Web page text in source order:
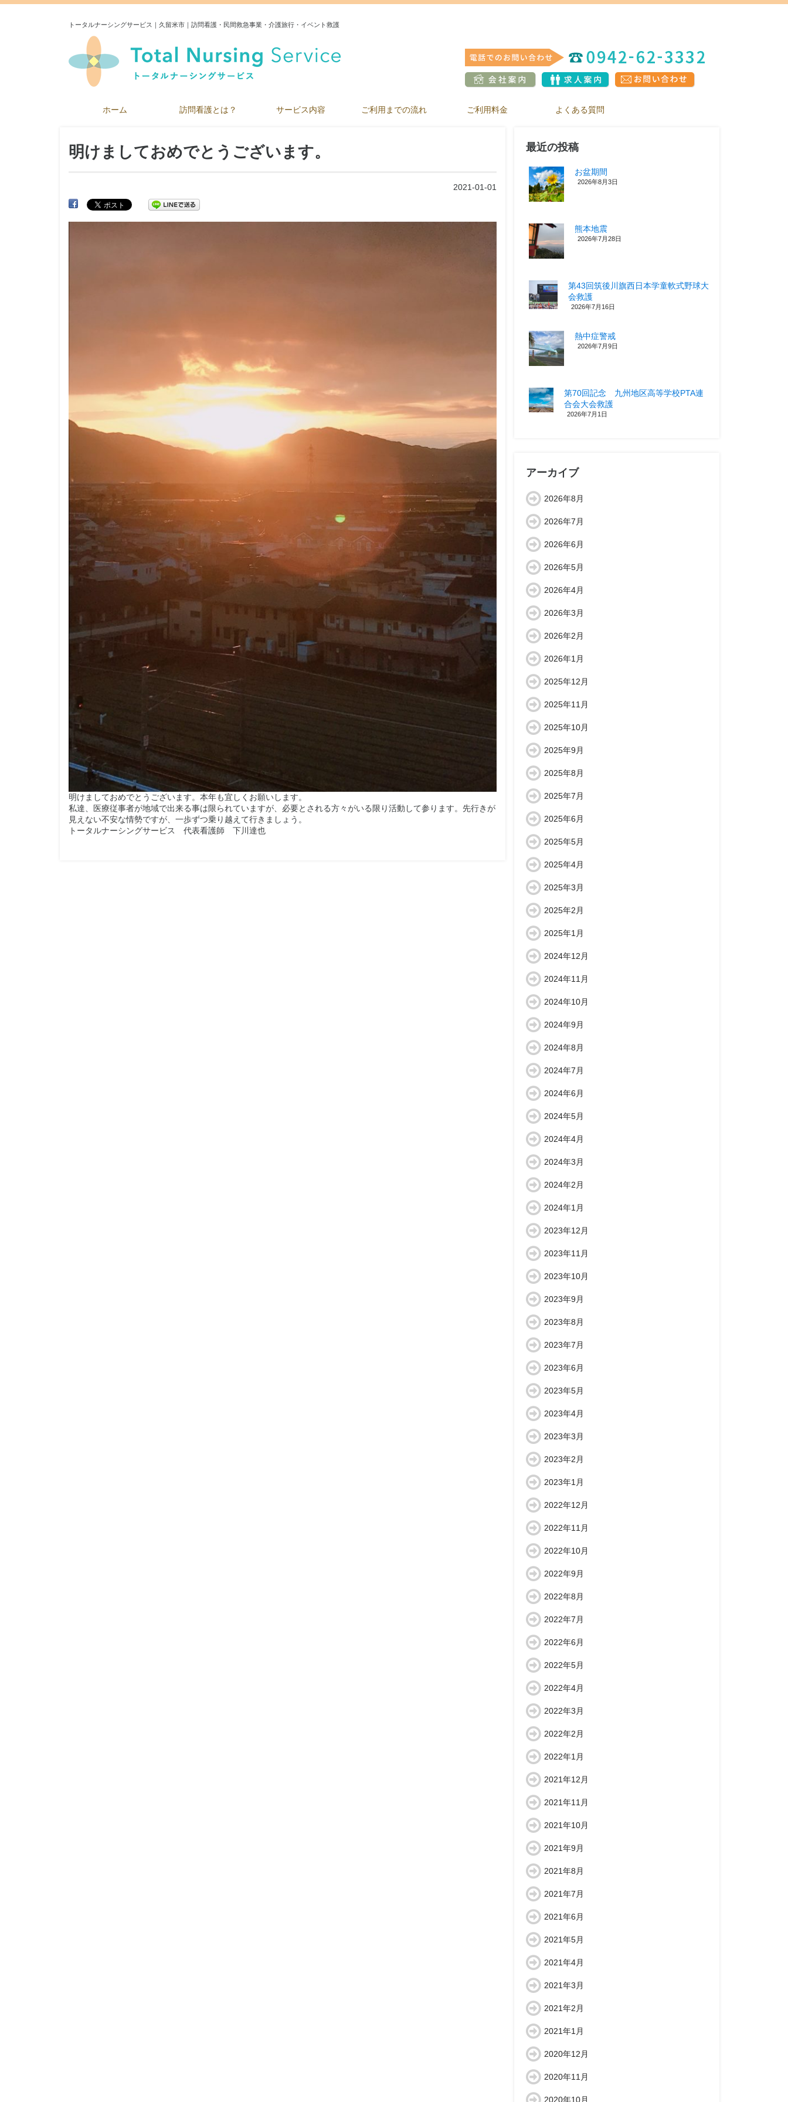
トータルナーシングサービス｜久留米市｜訪問看護・民間救急事業・介護旅行・イベント救護
ホーム 訪問看護とは？ サービス内容 ご利用までの流れ ご利用料金 よくある質問
明けましておめでとうございます。
2021-01-01
明けましておめでとうございます。本年も宜しくお願いします。
私達、医療従事者が地域で出来る事は限られていますが、必要とされる方々がいる限り活動して参ります。先行きが
見えない不安な情勢ですが、一歩ずつ乗り越えて行きましょう。
トータルナーシングサービス 代表看護師 下川達也
最近の投稿
お盆期間
2026年8月3日
熊本地震
2026年7月28日
第43回筑後川旗西日本学童軟式野球大
会救護
2026年7月16日
熱中症警戒
2026年7月9日
第70回記念 九州地区高等学校PTA連
合会大会救護
2026年7月1日
アーカイブ
2026年8月
2026年7月
2026年6月
2026年5月
2026年4月
2026年3月
2026年2月
2026年1月
2025年12月
2025年11月
2025年10月
2025年9月
2025年8月
2025年7月
2025年6月
2025年5月
2025年4月
2025年3月
2025年2月
2025年1月
2024年12月
2024年11月
2024年10月
2024年9月
2024年8月
2024年7月
2024年6月
2024年5月
2024年4月
2024年3月
2024年2月
2024年1月
2023年12月
2023年11月
2023年10月
2023年9月
2023年8月
2023年7月
2023年6月
2023年5月
2023年4月
2023年3月
2023年2月
2023年1月
2022年12月
2022年11月
2022年10月
2022年9月
2022年8月
2022年7月
2022年6月
2022年5月
2022年4月
2022年3月
2022年2月
2022年1月
2021年12月
2021年11月
2021年10月
2021年9月
2021年8月
2021年7月
2021年6月
2021年5月
2021年4月
2021年3月
2021年2月
2021年1月
2020年12月
2020年11月
2020年10月